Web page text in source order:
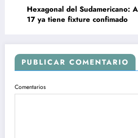
Hexagonal del Sudamericano:
17 ya tiene fixture confimado
PUBLICAR COMENTARIO
Comentarios